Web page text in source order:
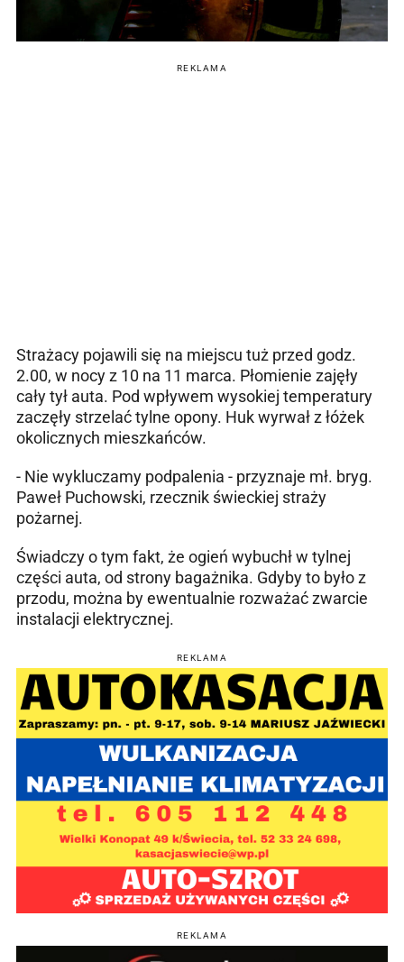
REKLAMA
Strażacy pojawili się na miejscu tuż przed godz.
2.00, w nocy z 10 na 11 marca. Płomienie zajęły
cały tył auta. Pod wpływem wysokiej temperatury
zaczęły strzelać tylne opony. Huk wyrwał z łóżek
okolicznych mieszkańców.
- Nie wykluczamy podpalenia - przyznaje mł. bryg.
Paweł Puchowski, rzecznik świeckiej straży
pożarnej.
Świadczy o tym fakt, że ogień wybuchł w tylnej
części auta, od strony bagażnika. Gdyby to było z
przodu, można by ewentualnie rozważać zwarcie
instalacji elektrycznej.
REKLAMA
REKLAMA